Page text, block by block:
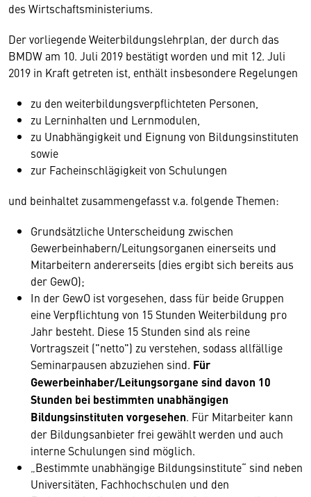
des Wirtschaftsministeriums.
Der vorliegende Weiterbildungslehrplan, der durch das
BMDW am 10. Juli 2019 bestätigt worden und mit 12. Juli
2019 in Kraft getreten ist, enthält insbesondere Regelungen
zu den weiterbildungsverpflichteten Personen,
zu Lerninhalten und Lernmodulen,
zu Unabhängigkeit und Eignung von Bildungsinstituten
sowie
zur Facheinschlägigkeit von Schulungen
und beinhaltet zusammengefasst v.a. folgende Themen:
Grundsätzliche Unterscheidung zwischen
Gewerbeinhabern/Leitungsorganen einerseits und
Mitarbeitern andererseits (dies ergibt sich bereits aus
der GewO);
In der GewO ist vorgesehen, dass für beide Gruppen
eine Verpflichtung von 15 Stunden Weiterbildung pro
Jahr besteht. Diese 15 Stunden sind als reine
Vortragszeit ("netto") zu verstehen, sodass allfällige
Seminarpausen abzuziehen sind. Für
Gewerbeinhaber/Leitungsorgane sind davon 10
Stunden bei bestimmten unabhängigen
Bildungsinstituten vorgesehen. Für Mitarbeiter kann
der Bildungsanbieter frei gewählt werden und auch
interne Schulungen sind möglich.
„Bestimmte unabhängige Bildungsinstitute“ sind neben
Universitäten, Fachhochschulen und den